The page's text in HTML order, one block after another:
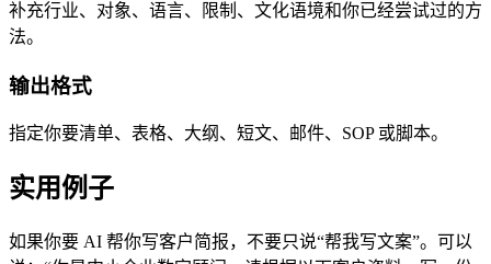
补充行业、对象、语言、限制、文化语境和你已经尝试过的方
法。
输出格式
指定你要清单、表格、大纲、短文、邮件、SOP 或脚本。
实用例子
如果你要 AI 帮你写客户简报，不要只说“帮我写文案”。可以